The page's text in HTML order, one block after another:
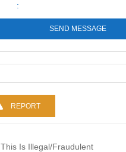
:
SEND MESSAGE
REPORT
This Is Illegal/fraudulent